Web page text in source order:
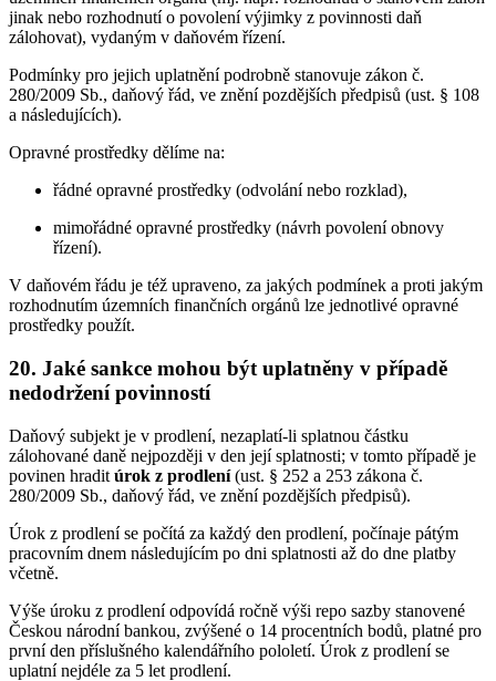
jinak nebo rozhodnutí o povolení výjimky z povinnosti daň
zálohovat), vydaným v daňovém řízení.
Podmínky pro jejich uplatnění podrobně stanovuje zákon č.
280/2009 Sb., daňový řád, ve znění pozdějších předpisů (ust. § 108
a následujících).
Opravné prostředky dělíme na:
řádné opravné prostředky (odvolání nebo rozklad),
mimořádné opravné prostředky (návrh povolení obnovy
řízení).
V daňovém řádu je též upraveno, za jakých podmínek a proti jakým
rozhodnutím územních finančních orgánů lze jednotlivé opravné
prostředky použít.
20. Jaké sankce mohou být uplatněny v případě
nedodržení povinností
Daňový subjekt je v prodlení, nezaplatí-li splatnou částku
zálohované daně nejpozději v den její splatnosti; v tomto případě je
povinen hradit úrok z prodlení(ust. § 252 a 253 zákona č.
280/2009 Sb., daňový řád, ve znění pozdějších předpisů).
Úrok z prodlení se počítá za každý den prodlení, počínaje pátým
pracovním dnem následujícím po dni splatnosti až do dne platby
včetně.
Výše úroku z prodlení odpovídá ročně výši repo sazby stanovené
Českou národní bankou, zvýšené o 14 procentních bodů, platné pro
první den příslušného kalendářního pololetí. Úrok z prodlení se
uplatní nejdéle za 5 let prodlení.